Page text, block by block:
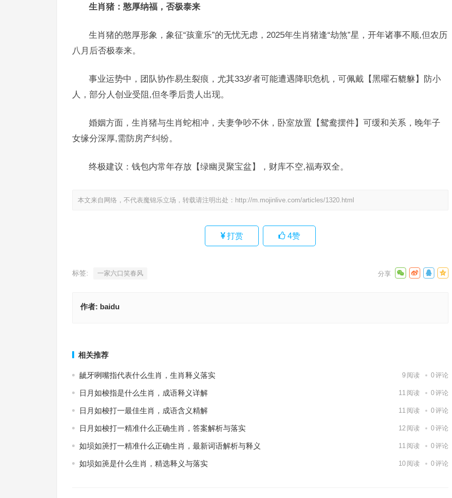
生肖猪：憨厚纳福，否极泰来
生肖猪的憨厚形象，象征“孩童乐”的无忧无虑，2025年生肖猪逢“劫煞”星，开年诸事不顺,但农历
八月后否极泰来。
事业运势中，团队协作易生裂痕，尤其33岁者可能遭遇降职危机，可佩戴【黑曜石貔貅】防小
人，部分人创业受阻,但冬季后贵人出现。
婚姻方面，生肖猪与生肖蛇相冲，夫妻争吵不休，卧室放置【鸳鸯摆件】可缓和关系，晚年子
女缘分深厚,需防房产纠纷。
终极建议：钱包内常年存放【绿幽灵聚宝盆】，财库不空,福寿双全。
本文来自网络，不代表魔锦乐立场，转载请注明出处： http://m.mojinlive.com/articles/1320.html
打赏 4赞
标签: 一家六口笑春风
作者: baidu
相关推荐
龇牙咧嘴指代表什么生肖，生肖释义落实 9 阅读 0评论
日月如梭指是什么生肖，成语释义详解 11 阅读 0评论
日月如梭打一最佳生肖，成语含义精解 11 阅读 0评论
日月如梭打一精准什么正确生肖，答案解析与落实 12 阅读 0评论
如埙如箎打一精准什么正确生肖，最新词语解析与释义 11 阅读 0评论
如埙如箎是什么生肖，精选释义与落实 10 阅读 0评论